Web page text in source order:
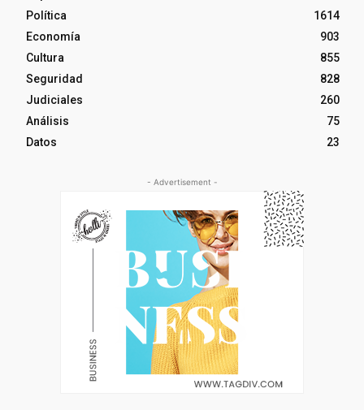
Política
1614
Economía
903
Cultura
855
Seguridad
828
Judiciales
260
Análisis
75
Datos
23
- Advertisement -